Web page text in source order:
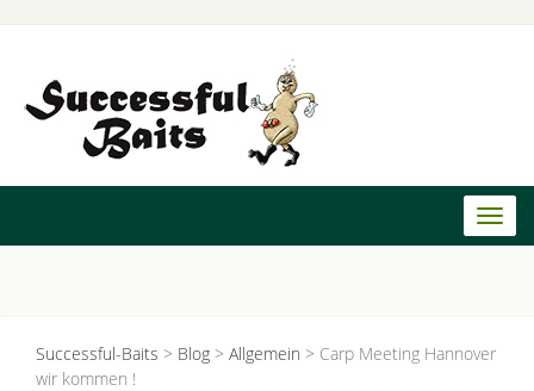
Successful-Baits > Blog > Allgemein > Carp Meeting Hannover
wir kommen !